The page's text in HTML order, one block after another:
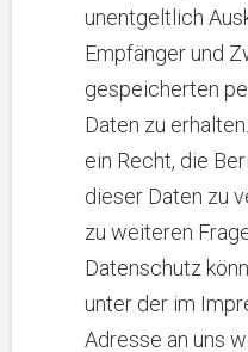
unentgeltlich
Empfänger und
gespeicherten
Daten zu
ein Recht, die
dieser Daten zu
zu weiteren
Datenschutz
unter der im
Adresse an uns